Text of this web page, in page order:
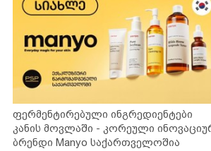
ფერმენტირებული ინგრედიენტები
კანის მოვლაში - კორეული
ბრენდი Manyo საქართველოშია